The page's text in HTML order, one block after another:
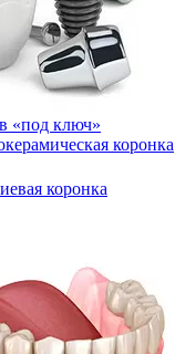
«под ключ»
коронка
коронка